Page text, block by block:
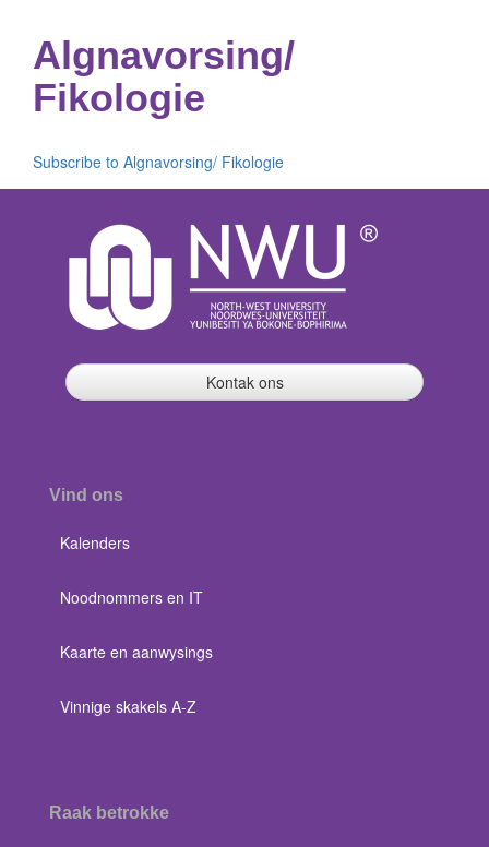
Algnavorsing/
Fikologie
Subscribe to Algnavorsing/ Fikologie
Kontak ons
Vind ons
Kalenders
Noodnommers en IT
Kaarte en aanwysings
Vinnige skakels A-Z
Raak betrokke